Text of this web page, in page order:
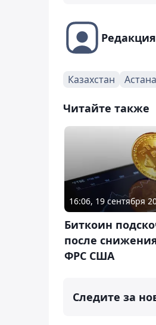
Казахстан Астана
Читайте также
16:06, 19 сентября
Биткоин
после
ФРС США
Следите за